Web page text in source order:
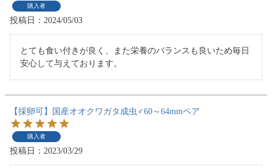
購入者
投稿日 2024/05/03
とても食い付きが良く、また栄養のバランスも良いため毎日
安心して与えております。
【採卵可】国産オオクワガタ成虫♂60～64mmペア
購入者
投稿日 2023/03/29